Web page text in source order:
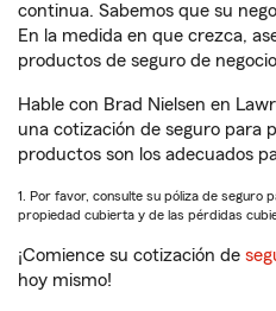
continua. Sabemos que su
En la medida en que crezca,
productos de seguro de
Hable con Brad Nielsen en
una cotización de seguro para
productos son los adecuados
1. Por favor, consulte su póliza de seguro
propiedad cubierta y de las pérdidas
¡Comience su cotización de
hoy mismo!